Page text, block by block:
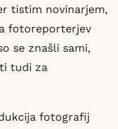
tistim novinarjem,
fotoreporterjev
se znašli sami,
tudi za
fotografij